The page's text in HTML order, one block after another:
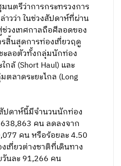
นตรีว่าการกระทรวงการ
าวว่า ในช่วงสัปดาห์ที่ผ่าน
ช่วงเทศกาลถือศีลอดของ
สิ้นสุดการท่องเที่ยวฤดู
ะลอตัวทั้งกลุ่มนักท่อง
กล้ (Short Haul) และ
ลาดระยะไกล (Long
ปดาห์นี้มีจำนวนนักท่อง
คน ลดลงจาก
คน หรือร้อยละ 4.50
ที่ยวต่างชาติที่เดินทาง
วันละ 91,266 คน